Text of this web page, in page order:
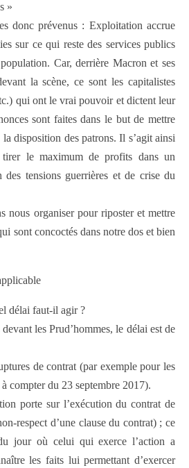
»
donc prévenus : Exploitation accrue
sur ce qui reste des services publics
Car, derrière Macron et ses
la scène, ce sont les capitalistes
qui ont le vrai pouvoir et dictent leur
sont faites dans le but de mettre
la disposition des patrons. Il s’agit ainsi
tirer le maximum de profits dans un
des tensions guerrières et de crise du
nous organiser pour riposter et mettre
sont concoctés dans notre dos et bien
délai faut-il agir ?
les Prud’hommes, le délai est de
de contrat (par exemple pour les
compter du 23 septembre 2017).
porte sur l’exécution du contrat de
respect d’une clause du contrat) ; ce
jour où celui qui exerce l’action a
les faits lui permettant d’exercer